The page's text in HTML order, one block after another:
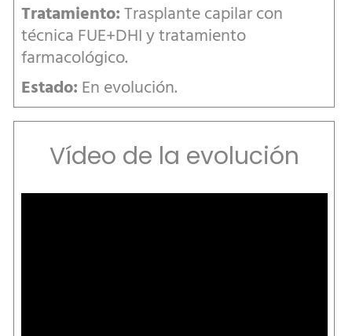
Tratamiento:Trasplante capilar con
técnica FUE+DHI y tratamiento
farmacológico.
Estado: En evolución.
Vídeo de la evolución